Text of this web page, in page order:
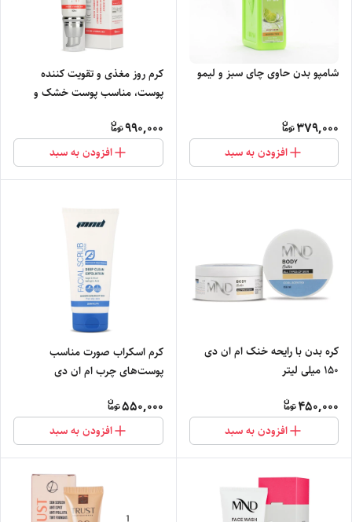
شامپو بدن حاوی چای سبز و لیمو
379,000
افزودن به سبد
کرم روز مغذی و تقویت کننده
پوست، مناسب پوست خشک و
990,000
افزودن به سبد
کره بدن با رایحه خنک ام ان دی
150 میلی لیتر
450,000
افزودن به سبد
کرم اسکراب صورت مناسب
پوست‌های چرب ام ان دی
550,000
افزودن به سبد